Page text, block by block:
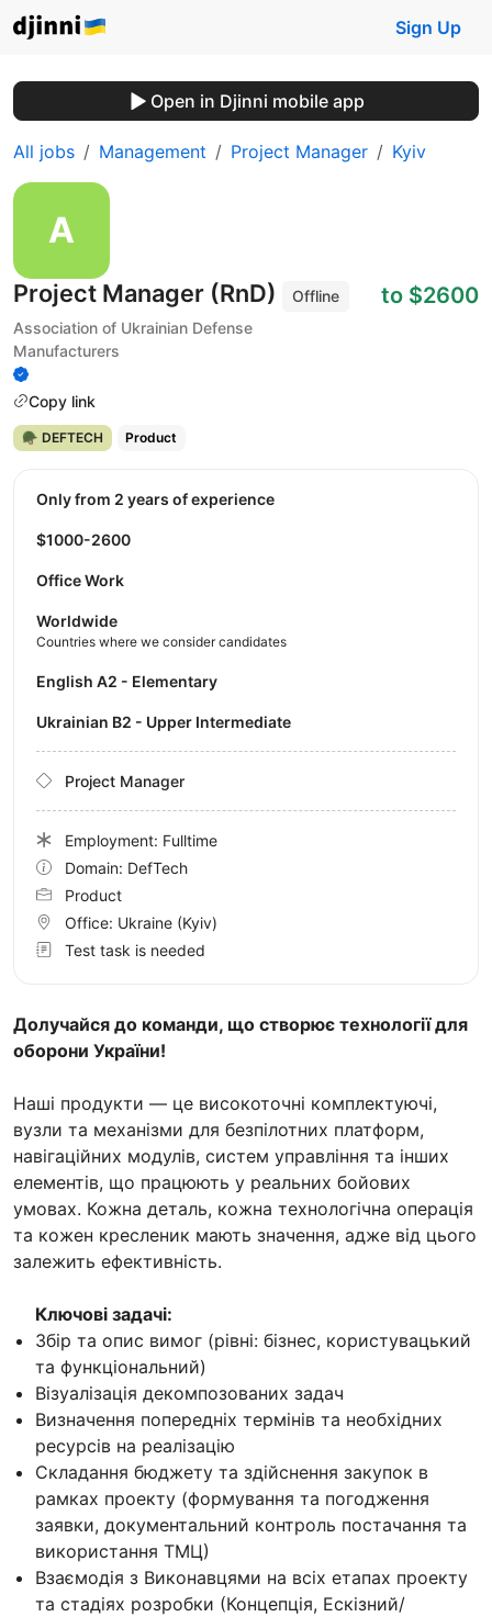
Sign Up
Open in Djinni mobile app
All jobs Management Project Manager Kyiv
Project Manager (RnD)
Offline
Association of Ukrainian Defense
Manufacturers
Copy link
to $2600
🪖 DEFTECH Product
Долучайся до команди, що створює технології для
оборони України!
Наші продукти — це високоточні комплектуючі,
вузли та механізми для безпілотних платформ,
навігаційних модулів, систем управління та інших
елементів, що працюють у реальних бойових
умовах. Кожна деталь, кожна технологічна операція
та кожен кресленик мають значення, адже від цього
залежить ефективність.
Ключові задачі:
Збір та опис вимог (рівні: бізнес, користувацький
та функціональний)
Візуалізація декомпозованих задач
Визначення попередніх термінів та необхідних
ресурсів на реалізацію
Складання бюджету та здійснення закупок в
рамках проекту (формування та погодження
заявки, документальний контроль постачання та
використання ТМЦ)
Взаємодія з Виконавцями на всіх етапах проекту
та стадіях розробки (Концепція, Ескізний/
Only from 2 years of experience
$1000-2600
Office Work
Worldwide
Countries where we consider candidates
English A2 - Elementary
Ukrainian B2 - Upper Intermediate
Project Manager
Employment: Fulltime
Domain: DefTech
Product
Office: Ukraine (Kyiv)
Test task is needed